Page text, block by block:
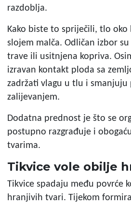
razdoblja.
Kako biste to spriječili, tlo
slojem malča. Odličan izbor
trave ili usitnjena kopriva.
izravan kontakt ploda sa
zadržati vlagu u tlu i smanjuju
zalijevanjem.
Dodatna prednost je što se
postupno razgrađuje i
tvarima.
Tikvice vole obilje
Tikvice spadaju među povrće
hranjivih tvari. Tijekom